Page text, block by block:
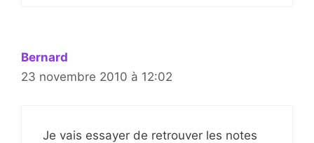
Bernard
23 novembre 2010 à 12:02
Je vais essayer de retrouver les notes